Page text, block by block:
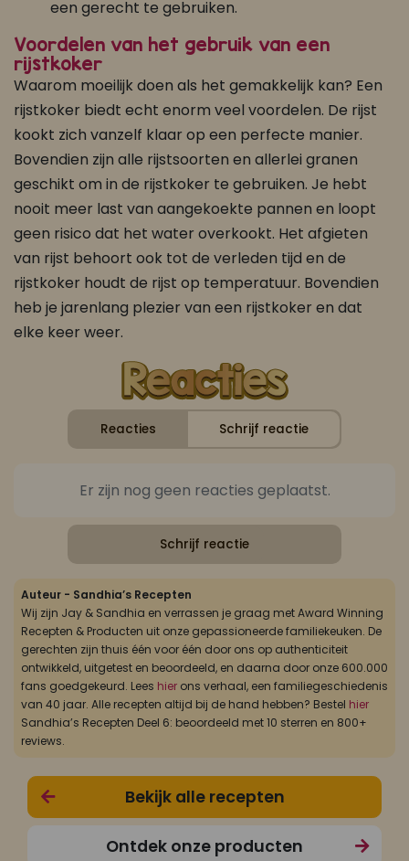
een gerecht te gebruiken.
Voordelen van het gebruik van een
rijstkoker
Waarom moeilijk doen als het gemakkelijk kan? Een
rijstkoker biedt echt enorm veel voordelen. De rijst
kookt zich vanzelf klaar op een perfecte manier.
Bovendien zijn alle rijstsoorten en allerlei granen
geschikt om in de rijstkoker te gebruiken. Je hebt
nooit meer last van aangekoekte pannen en loopt
geen risico dat het water overkookt. Het afgieten
van rijst behoort ook tot de verleden tijd en de
rijstkoker houdt de rijst op temperatuur. Bovendien
heb je jarenlang plezier van een rijstkoker en dat
elke keer weer.
Reacties Schrijf reactie
Er zijn nog geen reacties geplaatst.
Schrijf reactie
Auteur - Sandhia’s Recepten
Wij zijn Jay & Sandhia en verrassen je graag met Award Winning
Recepten & Producten uit onze gepassioneerde familiekeuken. De
gerechten zijn thuis één voor één door ons op authenticiteit
ontwikkeld, uitgetest en beoordeeld, en daarna door onze 600.000
fans goedgekeurd. Lees hier ons verhaal, een familiegeschiedenis
van 40 jaar. Alle recepten altijd bij de hand hebben? Bestel hier
Sandhia’s Recepten Deel 6: beoordeeld met 10 sterren en 800+
reviews.
Bekijk alle recepten
Ontdek onze producten